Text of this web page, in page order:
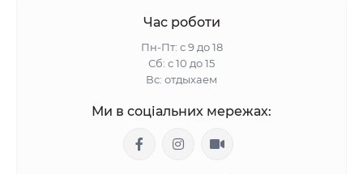
Час роботи
Пн-Пт: с 9 до 18
Сб: с 10 до 15
Вс: отдыхаем
Ми в соціальних мережах: